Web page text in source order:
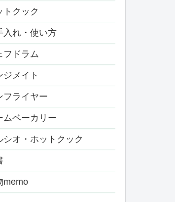
トクック
入れ・使い方
フドラム
ジメイト
フライヤー
ムベーカリー
シオ・ホットクック
memo